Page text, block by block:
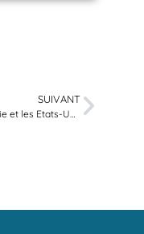
SUIVANT
La Russie et les Etats-Unis sur la bonne voie pour trouver un accord nucléaire